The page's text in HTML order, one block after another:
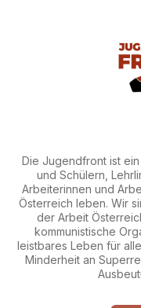
Die Jugendfront ist
und Schülern,
Arbeiterinnen und
Österreich leben. Wir
der Arbeit
kommunistische
leistbares Leben für
Minderheit an